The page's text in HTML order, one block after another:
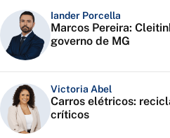
Iander Porcella
Marcos Pereira:
governo de MG
Victoria Abel
Carros elétricos:
críticos